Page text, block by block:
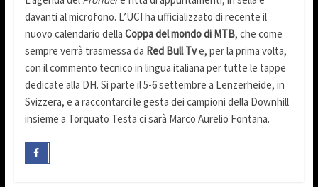
davanti al microfono. L’UCI ha ufficializzato di recente il
nuovo calendario della Coppa del mondo di MTB, che come
sempre verrà trasmessa da Red Bull Tve, per la prima volta,
con il commento tecnico in lingua italiana per tutte le tappe
dedicate alla DH. Si parte il 5-6 settembre a Lenzerheide, in
Svizzera, e a raccontarci le gesta dei campioni della Downhill
insieme a Torquato Testa ci sarà Marco Aurelio Fontana.